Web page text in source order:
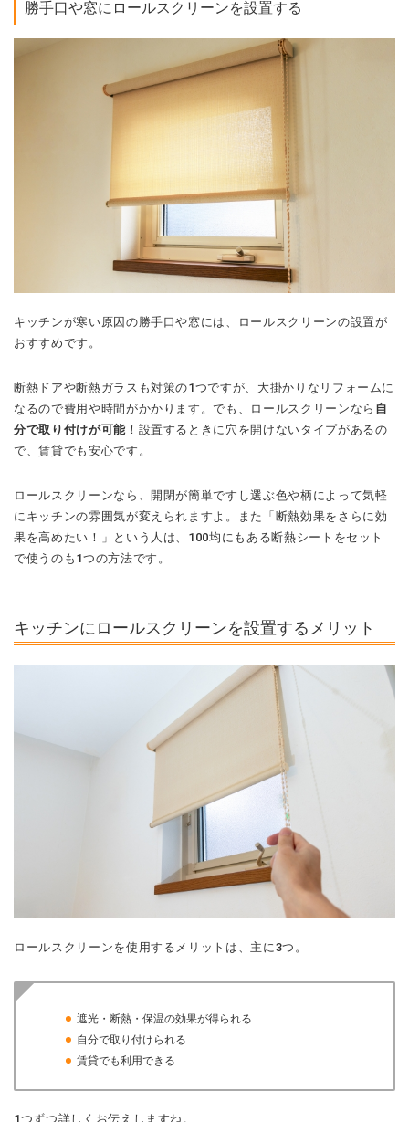
勝手口や窓にロールスクリーンを設置する
キッチンが寒い原因の勝手口や窓には、ロールスクリーンの設置が
おすすめです。
断熱ドアや断熱ガラスも対策の1つですが、大掛かりなリフォームに
なるので費用や時間がかかります。でも、ロールスクリーンなら 自
分で取り付けが可能 ！設置するときに穴を開けないタイプがあるの
で、賃貸でも安心です。
ロールスクリーンなら、開閉が簡単ですし選ぶ色や柄によって気軽
にキッチンの雰囲気が変えられますよ。また「断熱効果をさらに効
果を高めたい！」という人は、100均にもある断熱シートをセット
で使うのも1つの方法です。
キッチンにロールスクリーンを設置するメリット
ロールスクリーンを使用するメリットは、主に3つ。
遮光・断熱・保温の効果が得られる
自分で取り付けられる
賃貸でも利用できる
1つずつ詳しくお伝えしますね。